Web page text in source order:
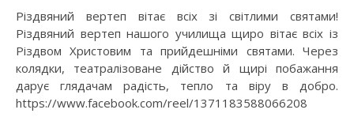
Різдвяний вертеп вітає всіх зі світлими святами!
Різдвяний вертеп нашого училища щиро вітає всіх із
Різдвом Христовим та прийдешніми святами. Через
колядки, театралізоване дійство й щирі побажання
дарує глядачам радість, тепло та віру в добро.
https://www.facebook.com/reel/1371183588066208